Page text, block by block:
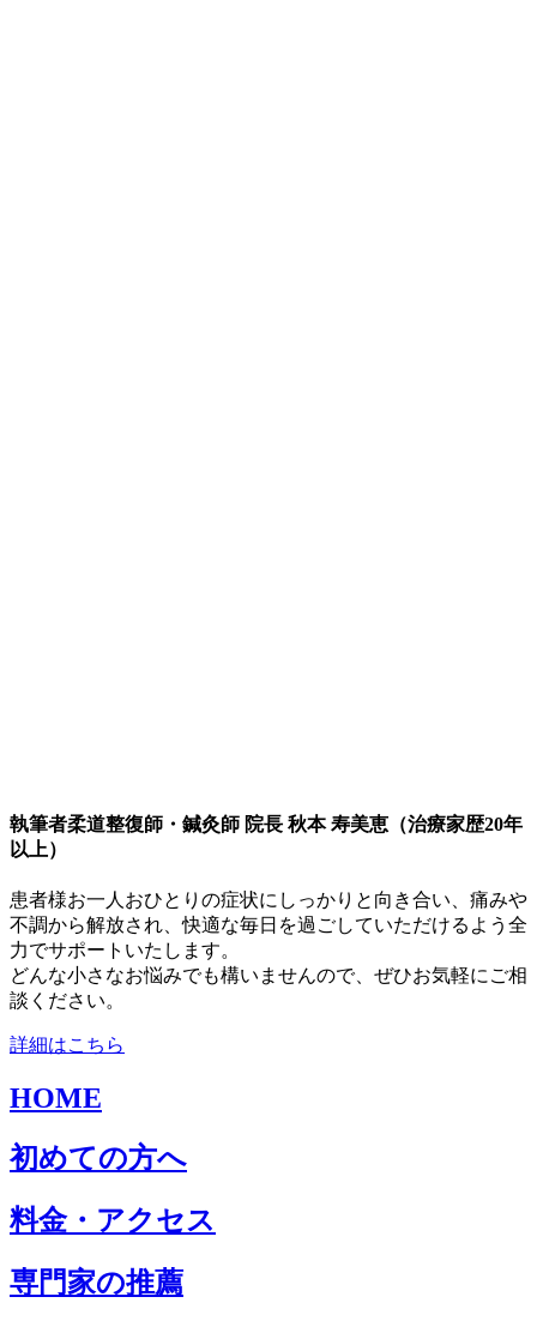
執筆者柔道整復師・鍼灸師 院長 秋本 寿美恵（治療家歴20年
以上）
患者様お一人おひとりの症状にしっかりと向き合い、痛みや
不調から解放され、快適な毎日を過ごしていただけるよう全
力でサポートいたします。
どんな小さなお悩みでも構いませんので、ぜひお気軽にご相
談ください。
詳細はこちら
HOME
初めての方へ
料金・アクセス
専門家の推薦